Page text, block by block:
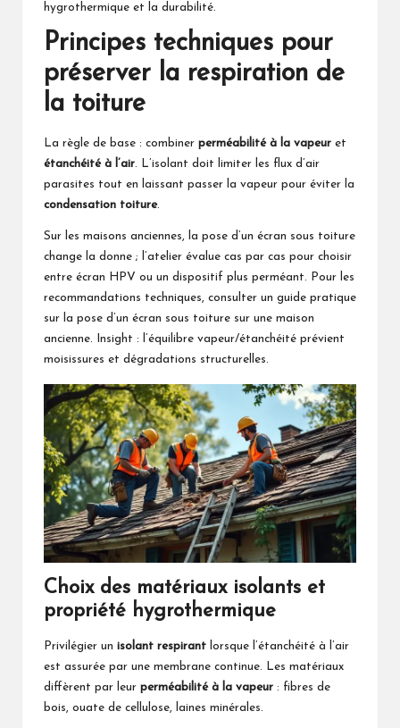
hygrothermique et la durabilité.
Principes techniques pour
préserver la respiration de
la toiture
La règle de base : combiner perméabilité à la vapeur et
étanchéité à l’air. L’isolant doit limiter les flux d’air
parasites tout en laissant passer la vapeur pour éviter la
condensation toiture.
Sur les maisons anciennes, la pose d’un écran sous toiture
change la donne ; l’atelier évalue cas par cas pour choisir
entre écran HPV ou un dispositif plus perméant. Pour les
recommandations techniques, consulter un guide pratique
sur la pose d’un écran sous toiture sur une maison
ancienne. Insight : l’équilibre vapeur/étanchéité prévient
moisissures et dégradations structurelles.
Choix des matériaux isolants et
propriété hygrothermique
Privilégier un isolant respirant lorsque l’étanchéité à l’air
est assurée par une membrane continue. Les matériaux
diffèrent par leur perméabilité à la vapeur : fibres de
bois, ouate de cellulose, laines minérales.